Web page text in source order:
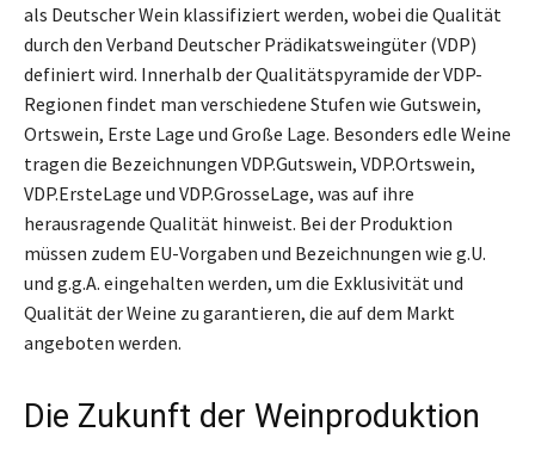
als Deutscher Wein klassifiziert werden, wobei die Qualität
durch den Verband Deutscher Prädikatsweingüter (VDP)
definiert wird. Innerhalb der Qualitätspyramide der VDP-
Regionen findet man verschiedene Stufen wie Gutswein,
Ortswein, Erste Lage und Große Lage. Besonders edle Weine
tragen die Bezeichnungen VDP.Gutswein, VDP.Ortswein,
VDP.ErsteLage und VDP.GrosseLage, was auf ihre
herausragende Qualität hinweist. Bei der Produktion
müssen zudem EU-Vorgaben und Bezeichnungen wie g.U.
und g.g.A. eingehalten werden, um die Exklusivität und
Qualität der Weine zu garantieren, die auf dem Markt
angeboten werden.
Die Zukunft der Weinproduktion